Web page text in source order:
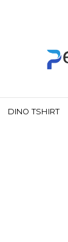
DINO TSHIRT